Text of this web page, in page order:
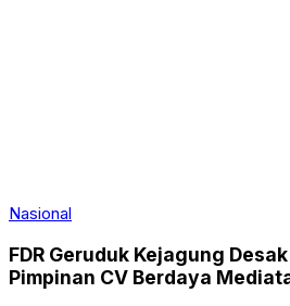
Nasional
FDR Geruduk Kejagung
Pimpinan CV Berdaya